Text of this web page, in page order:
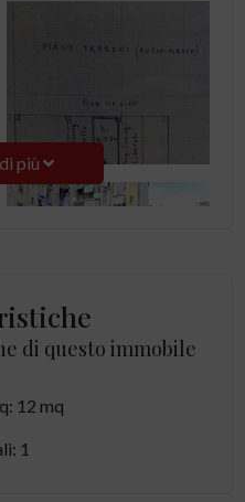
più
di questo immobile
12 mq
1